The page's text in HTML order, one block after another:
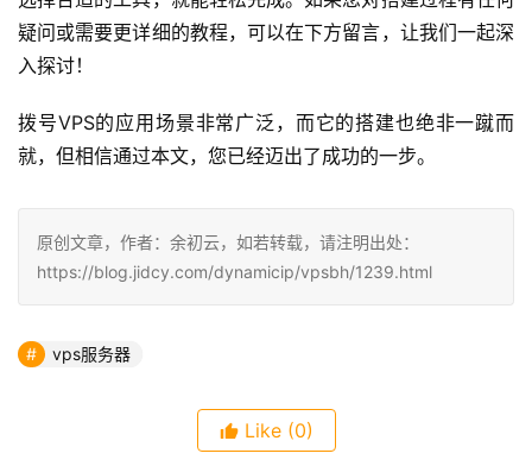
疑问或需要更详细的教程，可以在下方留言，让我们一起深
入探讨！
拨号VPS的应用场景非常广泛，而它的搭建也绝非一蹴而
就，但相信通过本文，您已经迈出了成功的一步。
原创文章，作者：余初云，如若转载，请注明出处：
https://blog.jidcy.com/dynamicip/vpsbh/1239.html
vps服务器
Like (0)